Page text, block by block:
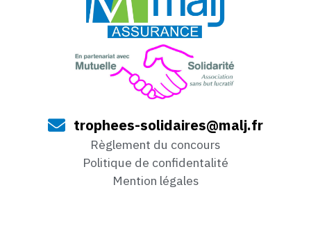
trophees-solidaires@malj.fr
Règlement du concours
Politique de confidentalité
Mention légales